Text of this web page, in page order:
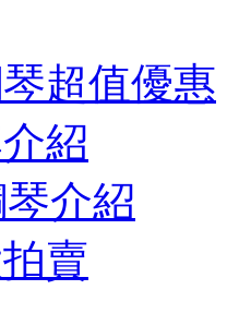
超值優惠
紹
琴介紹
賣